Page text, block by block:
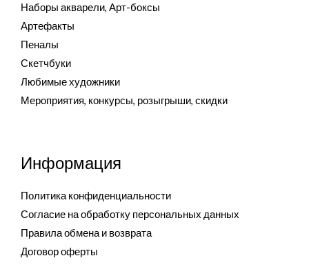
Наборы акварели, Арт-боксы
Артефакты
Пеналы
Скетчбуки
Любимые художники
Мероприятия, конкурсы, розыгрыши, скидки
Информация
Политика конфиденциальности
Согласие на обработку персональных данных
Правила обмена и возврата
Договор оферты